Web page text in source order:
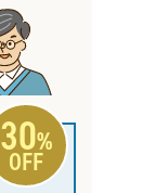
30%
OFF